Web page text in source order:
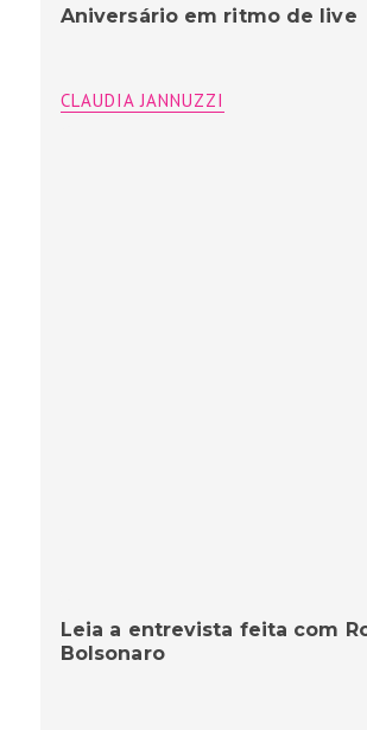
Aniversário em ritmo de live
CLAUDIA JANNUZZI
Leia a entrevista feita com
Bolsonaro